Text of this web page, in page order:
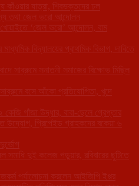
কাঁওয়ার যাত্রা, শিবভক্তদের ঢল
তথা জেল ভরো আন্দোলন
‘জেল ভরো’ আন্দোলন, বাম
বিদ্যালয়ের প্রাথমিক বিভাগ, দাবিতে
সাব্রুমে সনাতনী সমাজের বিক্ষোভ মিছিল
বসে আঁকো প্রতিযোগিতা, খুদে
কেজি গাঁজা উদ্ধার, বাবা-ছেলে গ্রেপ্তার
উদ্যোগ, প্রিপেইড গ্রাহকদের বকেয়া ৬
সমাধি দুই কলেজ পড়ুয়ার, রবিবারের ছুটিতে
পর্যালোচনা করলেন আইজিপি ইপ্পর